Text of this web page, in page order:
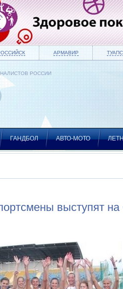
АРМАВИР
РОССИИ
ГАНДБОЛ АВТО-МОТО
выступят